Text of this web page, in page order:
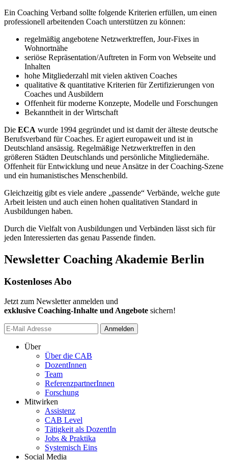
Ein Coaching Verband sollte folgende Kriterien erfüllen, um einen
professionell arbeitenden Coach unterstützen zu können:
regelmäßig angebotene Netzwerktreffen, Jour-Fixes in
Wohnortnähe
seriöse Repräsentation/Auftreten in Form von Webseite und
Inhalten
hohe Mitgliederzahl mit vielen aktiven Coaches
qualitative & quantitative Kriterien für Zertifizierungen von
Coaches und Ausbildern
Offenheit für moderne Konzepte, Modelle und Forschungen
Bekanntheit in der Wirtschaft
Die ECA wurde 1994 gegründet und ist damit der älteste deutsche
Berufsverband für Coaches. Er agiert europaweit und ist in
Deutschland ansässig. Regelmäßige Netzwerktreffen in den
größeren Städten Deutschlands und persönliche Mitgliedernähe.
Offenheit für Entwicklung und neue Ansätze in der Coaching-Szene
und ein humanistisches Menschenbild.
Gleichzeitig gibt es viele andere „passende“ Verbände, welche gute
Arbeit leisten und auch einen hohen qualitativen Standard in
Ausbildungen haben.
Durch die Vielfalt von Ausbildungen und Verbänden lässt sich für
jeden Interessierten das genau Passende finden.
Newsletter Coaching Akademie Berlin
Kostenloses Abo
Jetzt zum Newsletter anmelden und
exklusive Coaching-Inhalte und Angebote sichern!
Anmelden
Über
Über die CAB
DozentInnen
Team
ReferenzpartnerInnen
Forschung
Mitwirken
Assistenz
CAB Level
Tätigkeit als DozentIn
Jobs & Praktika
Systemisch Eins
Social Media